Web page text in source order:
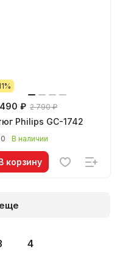
₽ 2 790 ₽
Philips GC-1742
0 В наличии
корзину
4